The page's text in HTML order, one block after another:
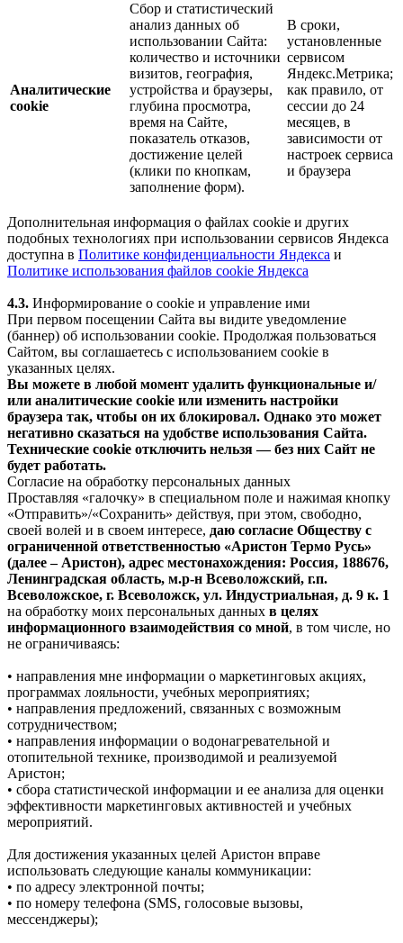
Аналитические
cookie
Сбор и статистический
анализ данных об
использовании Сайта:
количество и источники
визитов, география,
устройства и браузеры,
глубина просмотра,
время на Сайте,
показатель отказов,
достижение целей
(клики по кнопкам,
заполнение форм).
В сроки,
установленные
сервисом
Яндекс.Метрика;
как правило, от
сессии до 24
месяцев, в
зависимости от
настроек сервиса
и браузера
Дополнительная информация о файлах cookie и других
подобных технологиях при использовании сервисов Яндекса
доступна в Политике конфиденциальности Яндекса и
Политике использования файлов cookie Яндекса
4.3. Информирование о cookie и управление ими
При первом посещении Сайта вы видите уведомление
(баннер) об использовании cookie. Продолжая пользоваться
Сайтом, вы соглашаетесь с использованием cookie в
указанных целях.
Вы можете в любой момент удалить функциональные и/
или аналитические cookie или изменить настройки
браузера так, чтобы он их блокировал. Однако это может
негативно сказаться на удобстве использования Сайта.
Технические cookie отключить нельзя — без них Сайт не
будет работать.
Согласие на обработку персональных данных
Проставляя «галочку» в специальном поле и нажимая кнопку
«Отправить»/«Сохранить» действуя, при этом, свободно,
своей волей и в своем интересе, даю согласие Обществу с
ограниченной ответственностью «Аристон Термо Русь»
(далее – Аристон), адрес местонахождения: Россия, 188676,
Ленинградская область, м.р-н Всеволожский, г.п.
Всеволожское, г. Всеволожск, ул. Индустриальная, д. 9 к. 1
на обработку моих персональных данных в целях
информационного взаимодействия со мной, в том числе, но
не ограничиваясь:
• направления мне информации о маркетинговых акциях,
программах лояльности, учебных мероприятиях;
• направления предложений, связанных с возможным
сотрудничеством;
• направления информации о водонагревательной и
отопительной технике, производимой и реализуемой
Аристон;
• сбора статистической информации и ее анализа для оценки
эффективности маркетинговых активностей и учебных
мероприятий.
Для достижения указанных целей Аристон вправе
использовать следующие каналы коммуникации:
• по адресу электронной почты;
• по номеру телефона (SMS, голосовые вызовы,
мессенджеры);